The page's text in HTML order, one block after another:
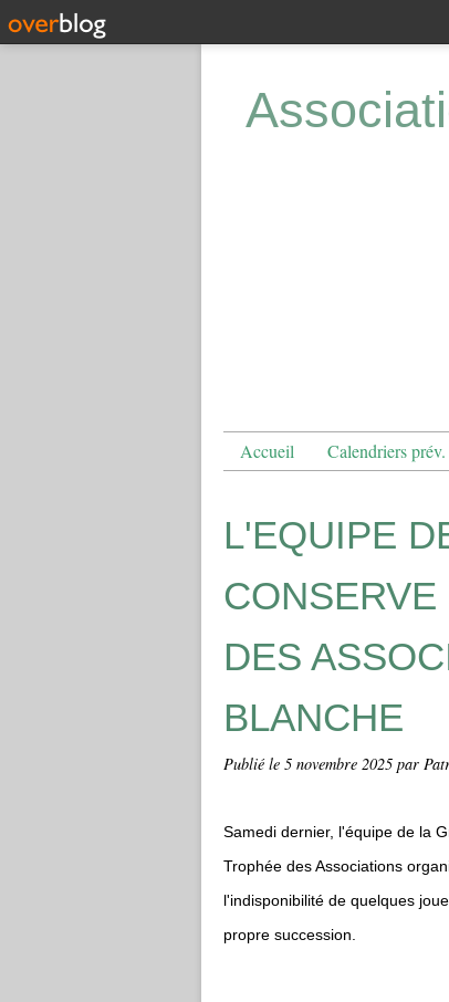
Accueil Calendriers
L'EQUIPE
DES
BLANCHE
Publié le 5 novembre 2025 par
Samedi dernier, l'équipe de la
Trophée des Associations
l'indisponibilité de quelques
propre succession.